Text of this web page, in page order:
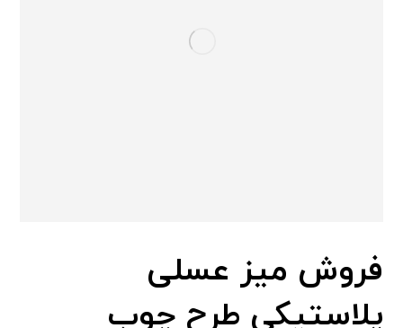
فروش میز عسلی
پلاستیکی طرح چوب